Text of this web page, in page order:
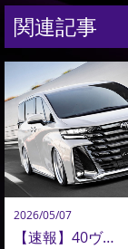
関連記事
2026/05/07
【速報】40ヴェルファイア コンプリートオーダー再開！ADMIRATION 40ヴェルファイア 最新カスタム公開！